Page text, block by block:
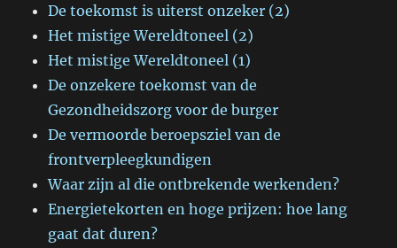
De toekomst is uiterst onzeker (2)
Het mistige Wereldtoneel (2)
Het mistige Wereldtoneel (1)
De onzekere toekomst van de
Gezondheidszorg voor de burger
De vermoorde beroepsziel van de
frontverpleegkundigen
Waar zijn al die ontbrekende werkenden?
Energietekorten en hoge prijzen: hoe lang
gaat dat duren?